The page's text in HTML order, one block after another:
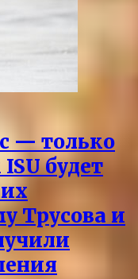
— только
будет
Трусова и